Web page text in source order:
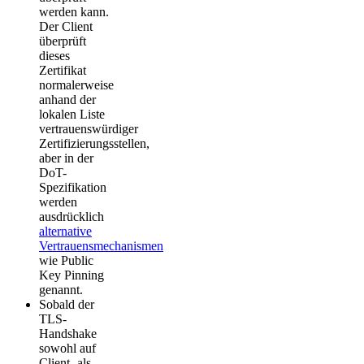
werden kann.
Der Client
überprüft
dieses
Zertifikat
normalerweise
anhand der
lokalen Liste
vertrauenswürdiger
Zertifizierungsstellen,
aber in der
DoT-
Spezifikation
werden
ausdrücklich
alternative
Vertrauensmechanismen
wie Public
Key Pinning
genannt.
Sobald der
TLS-
Handshake
sowohl auf